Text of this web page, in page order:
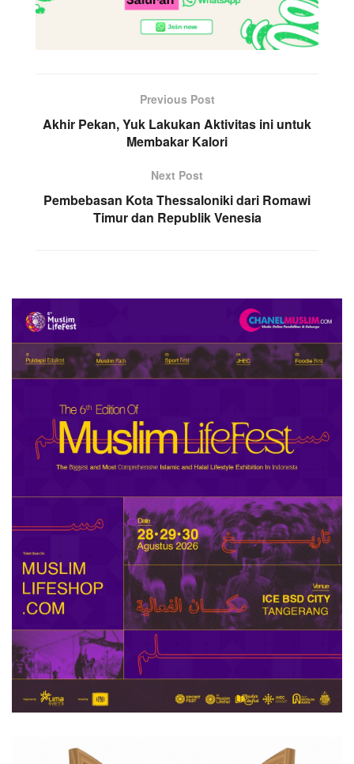
Previous Post
Akhir Pekan, Yuk Lakukan Aktivitas ini untuk
Membakar Kalori
Next Post
Pembebasan Kota Thessaloniki dari Romawi
Timur dan Republik Venesia